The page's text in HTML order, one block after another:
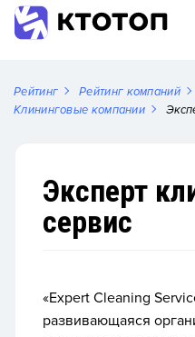
Рейтинг Рейтинг компаний
Клининговые компании
Эксперт
сервис
«Expert Cleaning
развивающаяся